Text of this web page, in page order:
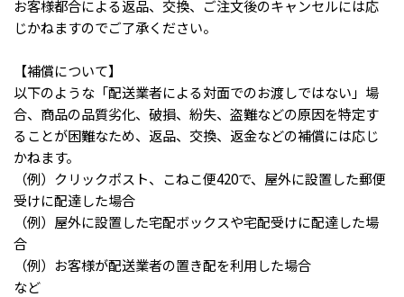
お客様都合による返品、交換、ご注文後のキャンセルには応
じかねますのでご了承ください。
【補償について】
以下のような「配送業者による対面でのお渡しではない」場
合、商品の品質劣化、破損、紛失、盗難などの原因を特定す
ることが困難なため、返品、交換、返金などの補償には応じ
かねます。
（例）クリックポスト、こねこ便420で、屋外に設置した郵便
受けに配達した場合
（例）屋外に設置した宅配ボックスや宅配受けに配達した場
合
（例）お客様が配送業者の置き配を利用した場合
など